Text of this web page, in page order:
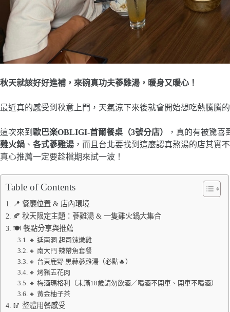
秋天就該好好進補，來碗真功夫蔘雞湯，暖身又暖心！
最近真的感受到秋意上門，天氣涼下來後就會開始想吃熱騰騰
這次來到 歐巴楽OBLIGI-首爾餐桌（3號分店）
，真的有被驚
雞火鍋 、 各式蔘雞湯 ，而且台北要找到這麼認真熬湯的店其實
真心推薦一定要趁檔期來試一波！
Table of Contents
📍 餐廳位置 & 店內環境
🍂 秋天限定主題：蔘雞湯 & 一隻雞火鍋大集合
🍽️ 餐點分享與推薦
🔸 𨒂南洞 起司辣燉雞
🔸 南大門 辣帶魚套餐
🔸 台東鹿野 黑蒜蔘雞湯（必點🔥）
🔸 烤豬五花肉
🔸 梅酒瑪格利（未滿18歲請勿飲酒／喝酒不開車、開車不喝酒）
🔸 黃金柚子茶
🥢 整體用餐感受